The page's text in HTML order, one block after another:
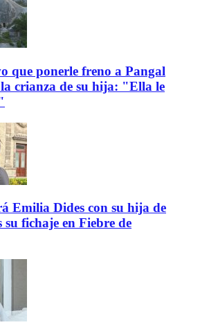
que ponerle freno a Pangal
crianza de su hija: "Ella le
Emilia Dides con su hija de
su fichaje en Fiebre de